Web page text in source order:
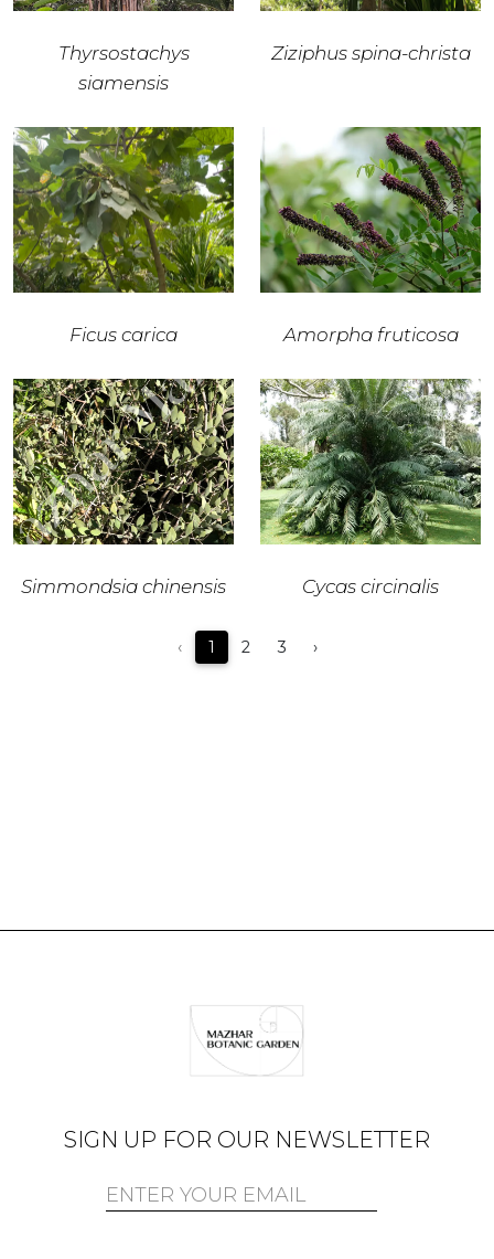
Thyrsostachys
siamensis
Ziziphus spina-christa
Ficus carica Amorpha fruticosa
Simmondsia chinensis Cycas circinalis
‹ 1 2 3 ›
SIGN UP FOR OUR NEWSLETTER